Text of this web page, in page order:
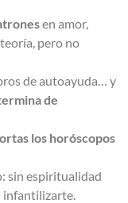
en amor,
pero no
de autoayuda… y
de
los horóscopos
sin espiritualidad
infantilizarte.